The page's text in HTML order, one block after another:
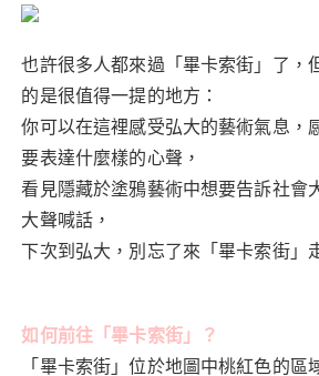
也許很多人都來過「畢卡索街」了，
的是很值得一提的地方：
你可以在這裡感受弘大的藝術氣息，
要表達什麼樣的心聲，
看見隱藏於塗鴉藝術中想要告訴社會
大聲喊話，
下次到弘大，別忘了來「畢卡索街」
如何前往「畢卡索街」？
「畢卡索街」位於地圖中桃紅色的區